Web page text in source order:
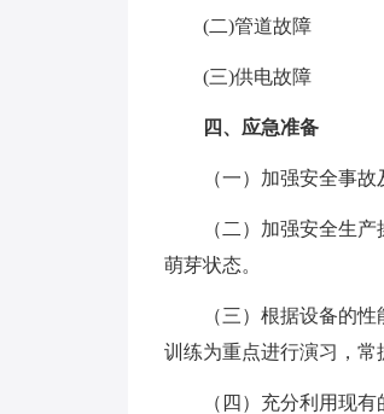
(二)管道故障
(三)供电故障
四、应急准备
（一）加强安全事故及
（二）加强安全生产操
萌芽状态。
（三）根据设备的性能
训练为重点进行演习，常
（四）充分利用现有的